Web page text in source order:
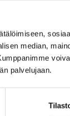
median,
palvelujaan.